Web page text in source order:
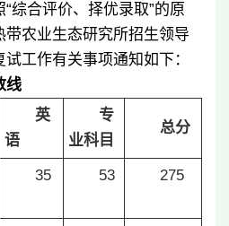
“综合评价、择优录取”的原
带农业生态研究所招生领导
工作有关事项通知如下：
线
英
语
专
业科目
总分
35 53 275